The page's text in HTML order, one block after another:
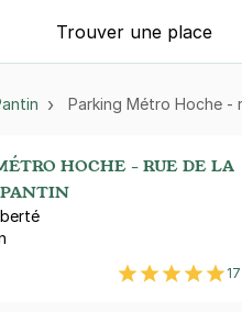
Trouver une place
Parking Métro Hoche -
HOCHE - RUE DE LA